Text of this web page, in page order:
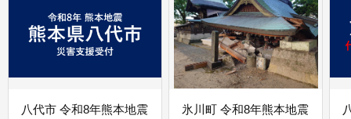
八代市 令和8年熊本地震
氷川町 令和8年熊本地震